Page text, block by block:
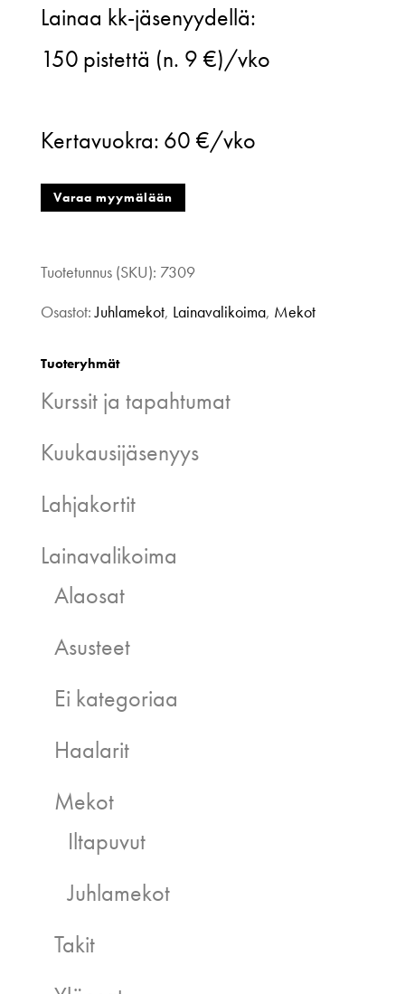
Daliah
mekko,
36
määrä
Lainaa kk-jäsenyydellä:
150 pistettä (n. 9 €)/vko
Kertavuokra: 60 €/vko
Varaa myymälään
Tuotetunnus (SKU): 7309
Osastot:Juhlamekot, Lainavalikoima, Mekot
Tuoteryhmät
Kurssit ja tapahtumat
Kuukausijäsenyys
Lahjakortit
Lainavalikoima
Alaosat
Asusteet
Ei kategoriaa
Haalarit
Mekot
Iltapuvut
Juhlamekot
Takit